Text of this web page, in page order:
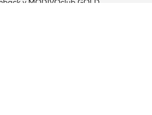
v MODIVOclub GOLD